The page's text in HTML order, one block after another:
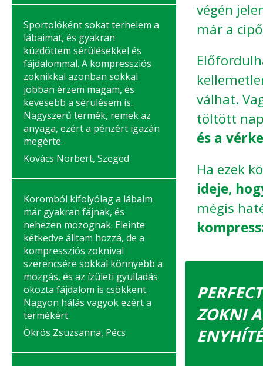
Sportolóként sokat terhelem a
lábaimat, és gyakran
küzdöttem sérülésekkel és
fájdalommal. A kompressziós
zoknikkal azonban sokkal
jobban érzem magam, és
kevesebb a sérülésem is.
Nagyszerű termék, remek az
anyaga, ezért a pénzért igazán
megérte.
Kovács Norbert, Szeged
Koromból kifolyólag a lábaim
már gyakran fájnak, és
nehezen mozognak. Eleinte
kétkedve álltam hozzá, de a
kompressziós zoknival
szerencsére sokkal könnyebb a
mozgás, és az ízületi gyulladás
okozta fájdalom is csökkent.
Nagyon hálás vagyok ezért a
termékért.
Ökrös Zsuzsanna, Pécs
végén
már a
válhat.
töltött
és a
Ha ezek
ideje,
mégis
ZOKNI A